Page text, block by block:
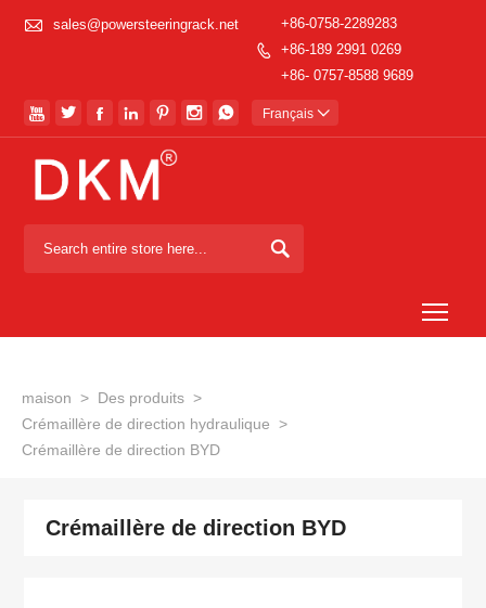
 sales@powersteeringrack.net

+86-0758-2289283
+86-189 2991 0269
+86- 0757-8588 9689
       Français 

maison > Des produits >
Crémaillère de direction hydraulique >
Crémaillère de direction BYD
Crémaillère de direction BYD